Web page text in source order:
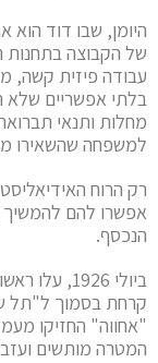
היומן, שבו דוד
של הקבוצה בתחנות
עבודה פיזית קשה,
בלתי אפשריים שלא
מחלות ותנאי
למשפחה שהשאירו
רק הרוח
אפשרו להם
הנכסף.
ביולי
קרחת בסמוך ל"תל
"אחווה" החזיקו
המטרה מותשים